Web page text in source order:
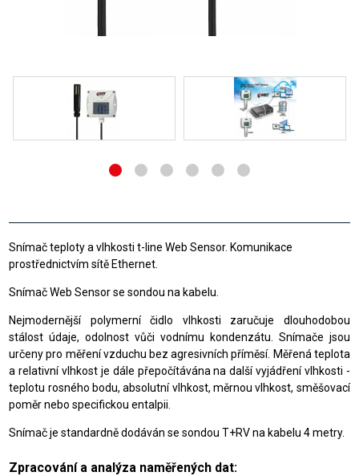
Snímač teploty a vlhkosti t-line Web Sensor. Komunikace
prostřednictvím sítě Ethernet.
Snímač Web Sensor se sondou na kabelu.
Nejmodernější polymerní čidlo vlhkosti zaručuje dlouhodobou
stálost údaje, odolnost vůči vodnímu kondenzátu. Snímače jsou
určeny pro měření vzduchu bez agresivních příměsí. Měřená teplota
a relativní vlhkost je dále přepočítávána na další vyjádření vlhkosti -
teplotu rosného bodu, absolutní vlhkost, měrnou vlhkost, směšovací
poměr nebo specifickou entalpii.
Snímač je standardně dodáván se sondou T+RV na kabelu 4 metry.
Zpracování a analýza naměřených dat: